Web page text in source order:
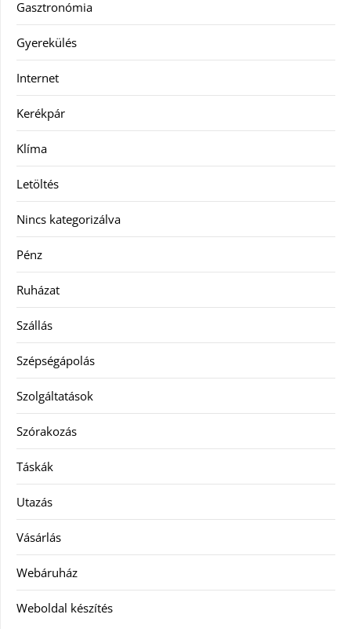
Gasztronómia
Gyerekülés
Internet
Kerékpár
Klíma
Letöltés
Nincs kategorizálva
Pénz
Ruházat
Szállás
Szépségápolás
Szolgáltatások
Szórakozás
Táskák
Utazás
Vásárlás
Webáruház
Weboldal készítés